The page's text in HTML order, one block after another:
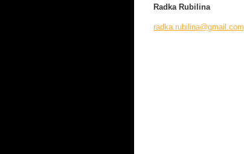
Radka Rubilina
radka.rubilina@gmail.com